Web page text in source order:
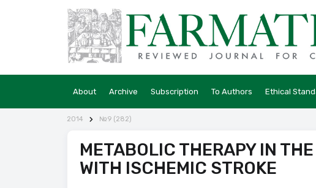
About Archive Subscription To Authors Ethical
2014 №9 (282)
METABOLIC THERAPY IN
WITH ISCHEMIC STROKE